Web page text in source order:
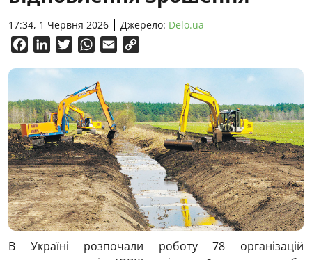
17:34, 1 Червня 2026 Джерело: Delo.ua
FacebookLinkedInTwitterWhatsApp
Email
В Україні розпочали роботу 78 організацій